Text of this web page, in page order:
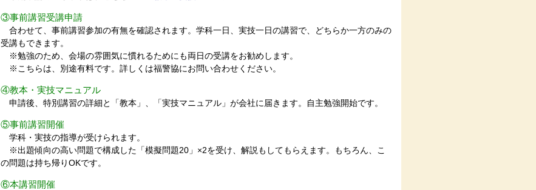
③事前講習受講申請
合わせて、事前講習参加の有無を確認されます。学科一日、実技一日の講習で、どちらか一方のみの
受講もできます。
※勉強のため、会場の雰囲気に慣れるためにも両日の受講をお勧めします。
※こちらは、別途有料です。詳しくは福警協にお問い合わせください。
④教本・実技マニュアル
申請後、特別講習の詳細と「教本」、「実技マニュアル」が会社に届きます。自主勉強開始です。
⑤事前講習開催
学科・実技の指導が受けられます。
※出題傾向の高い問題で構成した「模擬問題20」×2を受け、解説もしてもらえます。もちろん、こ
の問題は持ち帰りOKです。
⑥本講習開催